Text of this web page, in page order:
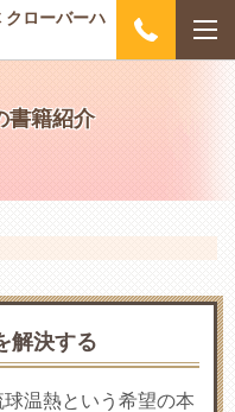
クローバーハ
書籍紹介
解決する
温熱という希望の本